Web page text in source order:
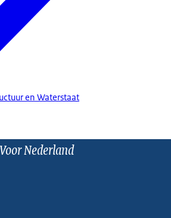
en Waterstaat
Nederland